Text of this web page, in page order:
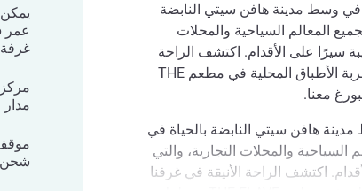
وسط مدينة هافن سيتي النابضة
المعالم السياحية والمحلات
سيرًا على الأقدام. اكتشف الراحة
الأنيقة في غرفنا المعاصرة واستمتع بتجربة الأطباق المحلية في مطعم THE
هافن سيتي النابضة بالحياة في
والمحلات التجارية، والتي
اكتشف الراحة الأنيقة في غرفنا
غرفة
مركز
شحن